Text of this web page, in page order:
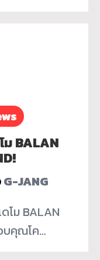
ม BALAN
G-JANG
โม BALAN
บคุณโค…